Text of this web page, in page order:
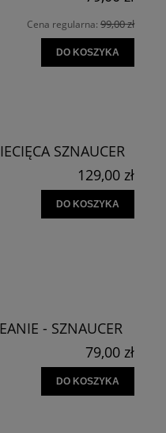
Cena regularna: 99,00 zł
DO KOSZYKA
SZNAUCER
129,00 zł
DO KOSZYKA
- SZNAUCER
79,00 zł
DO KOSZYKA